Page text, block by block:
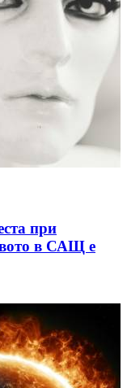
при
в САЩ е